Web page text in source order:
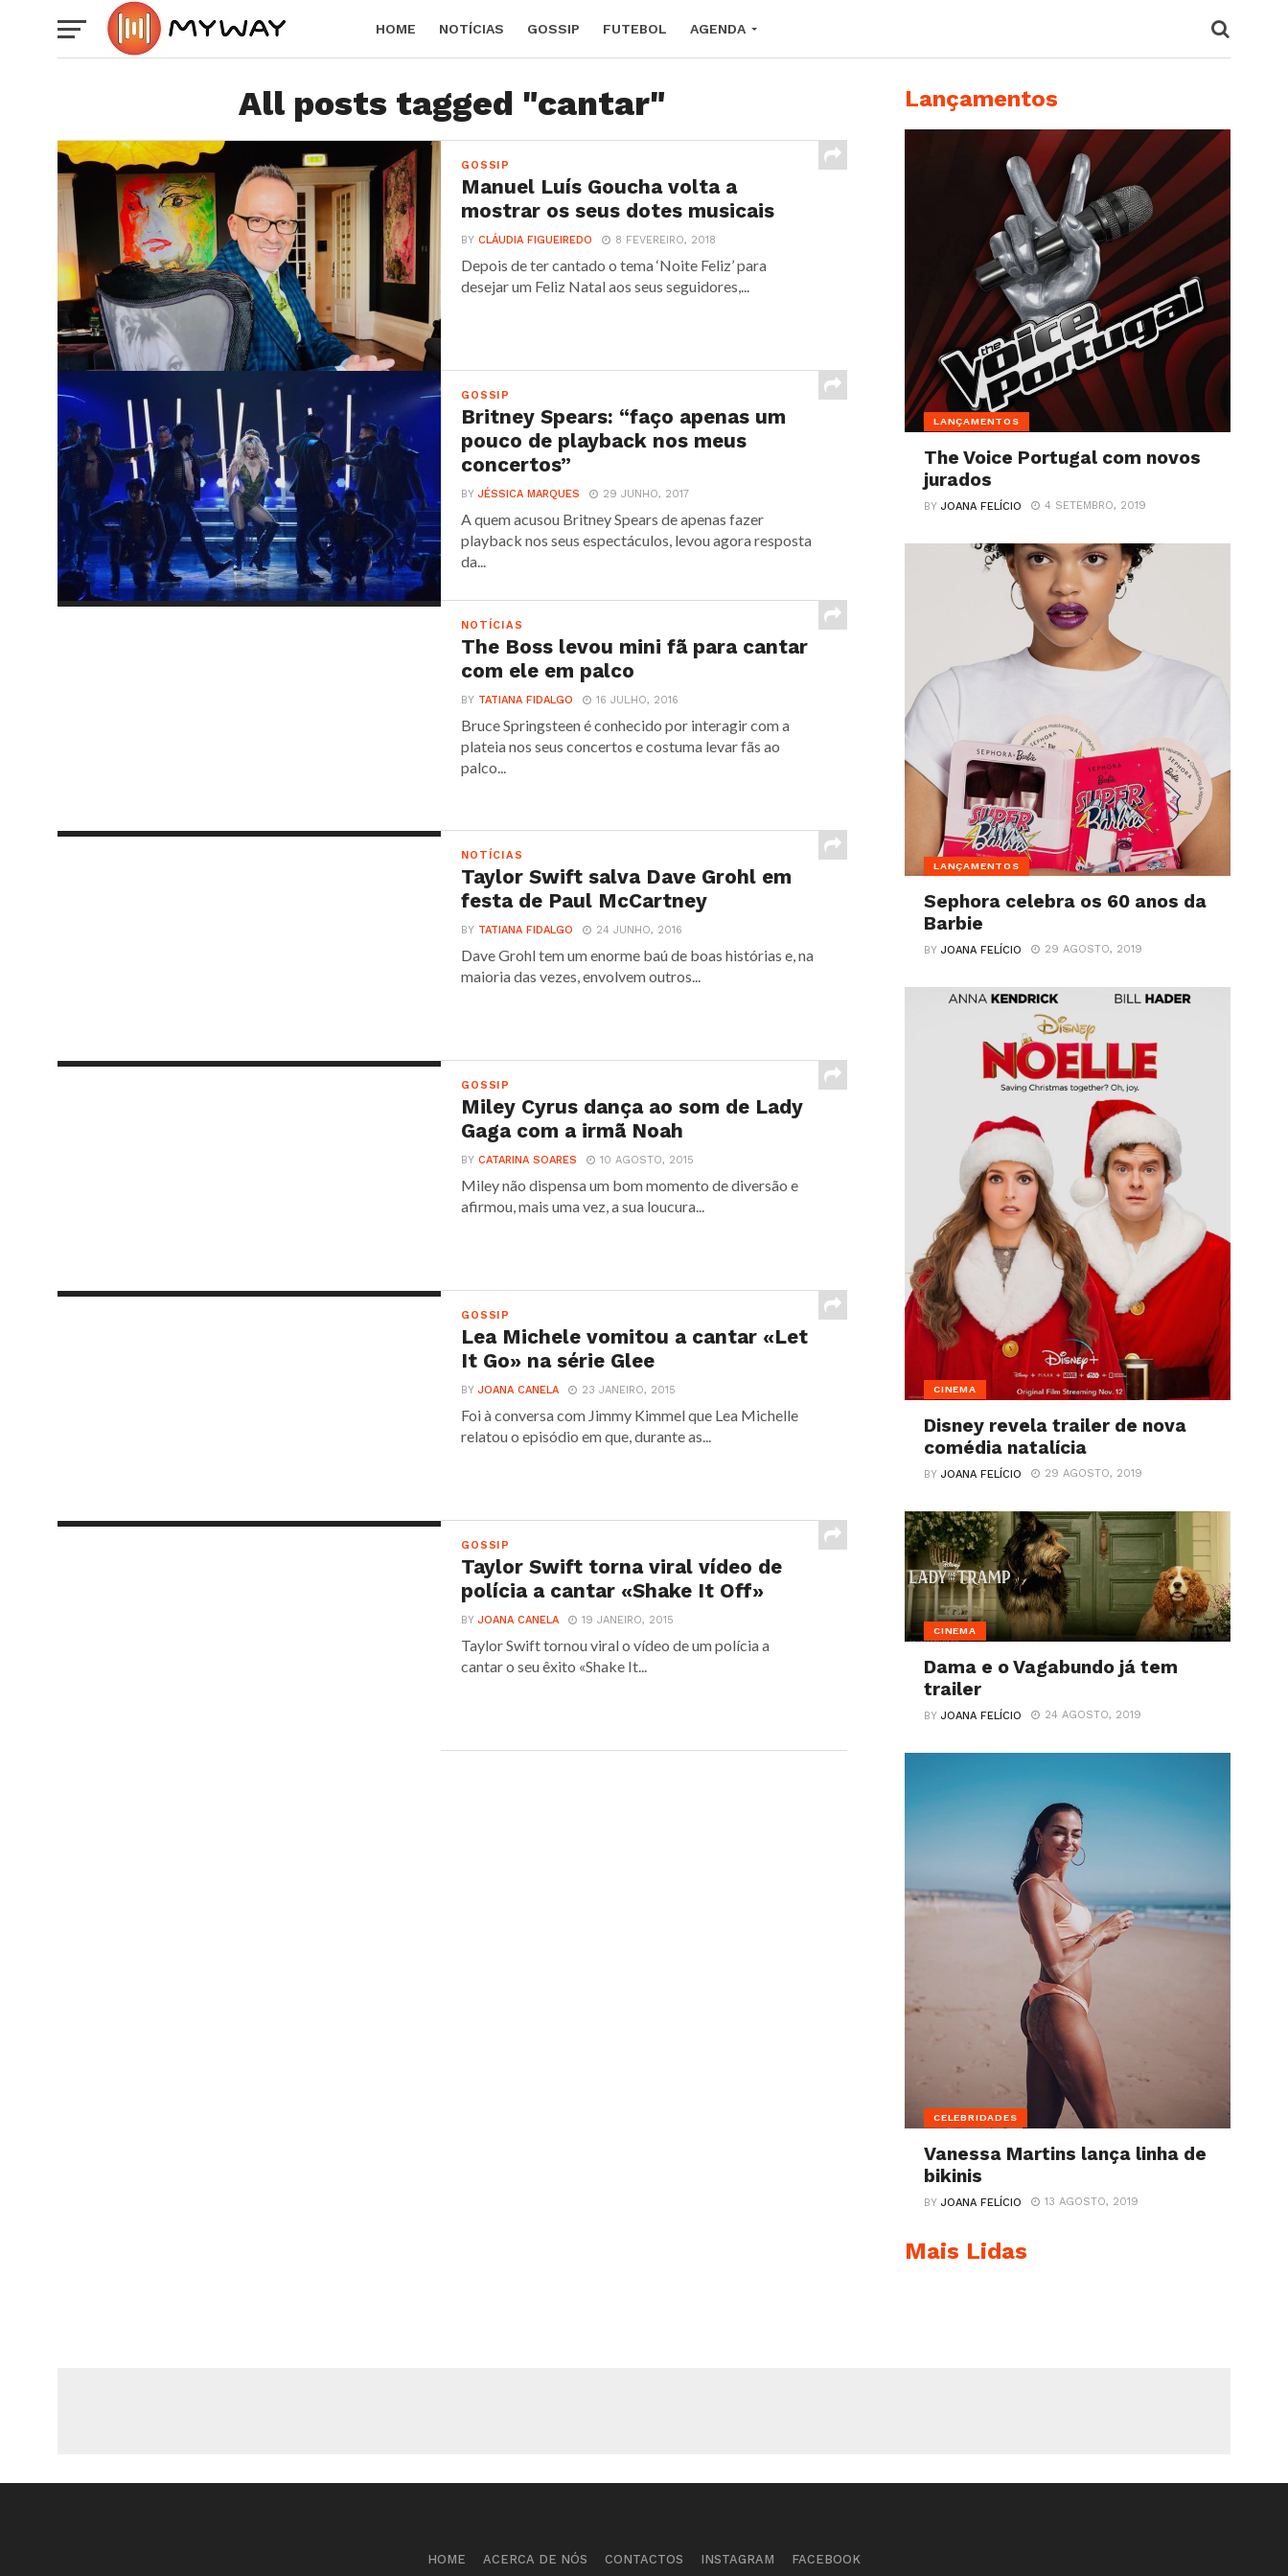
HOME NOTÍCIAS GOSSIP FUTEBOL AGENDA
All posts tagged "cantar"
GOSSIP
Manuel Luís Goucha volta a
mostrar os seus dotes musicais
BYCLÁUDIA FIGUEIREDO 8 FEVEREIRO, 2018
Depois de ter cantado o tema ‘Noite Feliz’ para
desejar um Feliz Natal aos seus seguidores,...
GOSSIP
Britney Spears: “faço apenas um
pouco de playback nos meus
concertos”
BYJÉSSICA MARQUES 29 JUNHO, 2017
A quem acusou Britney Spears de apenas fazer
playback nos seus espectáculos, levou agora resposta
da...
NOTÍCIAS
The Boss levou mini fã para cantar
com ele em palco
BY TATIANA FIDALGO 16 JULHO, 2016
Bruce Springsteen é conhecido por interagir com a
plateia nos seus concertos e costuma levar fãs ao
palco...
NOTÍCIAS
Taylor Swift salva Dave Grohl em
festa de Paul McCartney
BY TATIANA FIDALGO 24 JUNHO, 2016
Dave Grohl tem um enorme baú de boas histórias e, na
maioria das vezes, envolvem outros...
GOSSIP
Miley Cyrus dança ao som de Lady
Gaga com a irmã Noah
BYCATARINA SOARES 10 AGOSTO, 2015
Miley não dispensa um bom momento de diversão e
afirmou, mais uma vez, a sua loucura...
GOSSIP
Lea Michele vomitou a cantar «Let
It Go» na série Glee
BYJOANA CANELA 23 JANEIRO, 2015
Foi à conversa com Jimmy Kimmel que Lea Michelle
relatou o episódio em que, durante as...
GOSSIP
Taylor Swift torna viral vídeo de
polícia a cantar «Shake It Off»
BYJOANA CANELA 19 JANEIRO, 2015
Taylor Swift tornou viral o vídeo de um polícia a
cantar o seu êxito «Shake It...
Lançamentos
LANÇAMENTOS
The Voice Portugal com novos
jurados
BYJOANA FELÍCIO 4 SETEMBRO, 2019
LANÇAMENTOS
Sephora celebra os 60 anos da
Barbie
BYJOANA FELÍCIO 29 AGOSTO, 2019
CINEMA
Disney revela trailer de nova
comédia natalícia
BYJOANA FELÍCIO 29 AGOSTO, 2019
CINEMA
Dama e o Vagabundo já tem
trailer
BYJOANA FELÍCIO 24 AGOSTO, 2019
CELEBRIDADES
Vanessa Martins lança linha de
bikinis
BYJOANA FELÍCIO 13 AGOSTO, 2019
Mais Lidas
HOME ACERCA DE NÓS CONTACTOS INSTAGRAM FACEBOOK